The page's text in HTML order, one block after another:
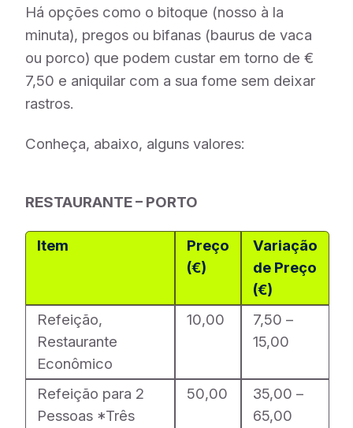
Há opções como o bitoque (nosso à la
minuta), pregos ou bifanas (baurus de vaca
ou porco) que podem custar em torno de €
7,50 e aniquilar com a sua fome sem deixar
rastros.
Conheça, abaixo, alguns valores:
RESTAURANTE – PORTO
Item
Preço
(€)
Variação
de Preço
(€)
Refeição,
Restaurante
Econômico
10,00
7,50 –
15,00
Refeição para 2
Pessoas *Três
50,00
35,00 –
65,00